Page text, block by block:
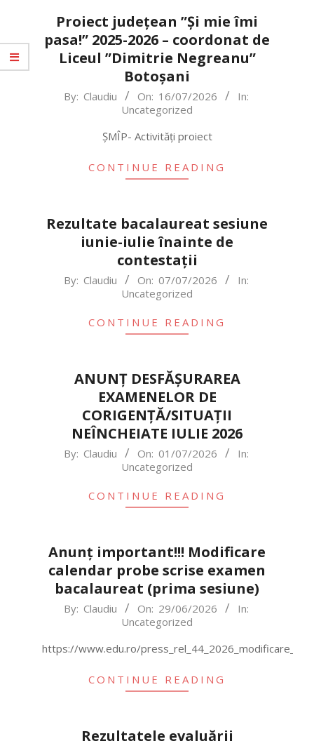
Proiect județean ”Și mie îmi
pasa!” 2025-2026 – coordonat de
Liceul ”Dimitrie Negreanu”
Botoșani
2026-By: Claudiu On: 16/07/2026
In:
Uncategorized
ȘMÎP- Activități proiect
CONTINUE READING
Rezultate bacalaureat sesiune
iunie-iulie înainte de
contestații
2026-By: Claudiu On: 07/07/2026
In:
Uncategorized
CONTINUE READING
ANUNȚ DESFĂȘURAREA
EXAMENELOR DE
CORIGENȚĂ/SITUAȚII
NEÎNCHEIATE IULIE 2026
2026-By: Claudiu On: 01/07/2026
In:
Uncategorized
CONTINUE READING
Anunț important!!! Modificare
calendar probe scrise examen
bacalaureat (prima sesiune)
2026-
29
By: Claudiu On: 29/06/2026
In:
Uncategorized
https://www.edu.ro/
CONTINUE READING
Rezultatele evaluării